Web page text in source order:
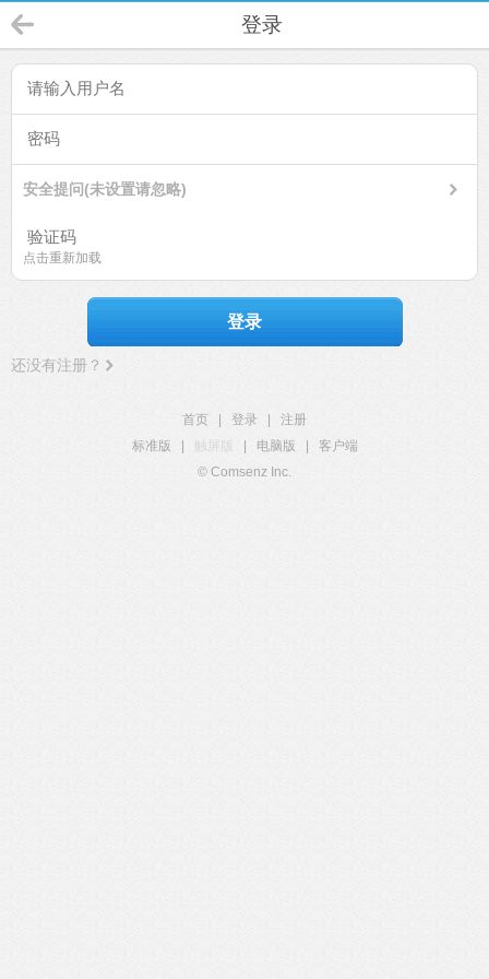
登录
安全提问(未设置请忽略)
点击重新加载
登录
还没有注册？
首页 登录
注册
标准版
触屏版 电脑版
客户端
© Comsenz Inc.